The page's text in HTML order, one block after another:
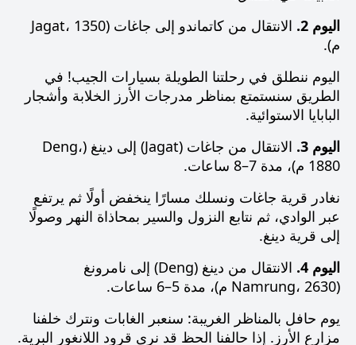
اليوم 2.
الانتقال من كاتماندو إلى جاغات (Jagat، 1350
م).
اليوم ننطلق في رحلتنا الطويلة بسيارات الجيب! في
الطريق سنستمتع بمناظر مدرجات الأرز الخلابة وأشجار
البابايا الاستوائية.
اليوم 3.
الانتقال من جاغات (Jagat) إلى دينغ (Deng،
1880 م)، مدة 7–8 ساعات.
نغادر قرية جاغات ونسلك مسارًا ينخفض أولًا ثم يرتفع
عبر الوادي، ثم نتابع النزول والسير بمحاذاة النهر وصولًا
إلى قرية دينغ.
اليوم 4.
الانتقال من دينغ (Deng) إلى نامرونغ
(Namrung، 2630 م)، مدة 5–6 ساعات.
يوم حافل بالمناظر الغريبة: سنعبر الغابات ونترك خلفنا
مزارع الأرز. إذا حالفنا الحظ قد نرى قرود اللانغور البرية.